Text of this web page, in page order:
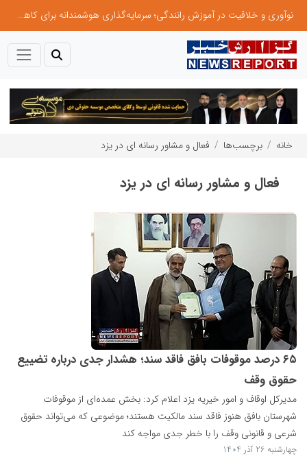
نوآوری و خلاقیت در آموزش رانندگی؛ سرمایه‌گذاری هوشمندانه برای کاهش آسیب‌های اجتماعی و ارتقای ایمنی جامعه
خانه برچسب‌ها فعال و مشاور رسانه ای در یزد
فعال و مشاور رسانه ای در یزد
۶۵ درصد موقوفات بافق فاقد سند؛ هشدار جدی درباره تضییع
حقوق وقف
مدیرکل اوقاف و امور خیریه یزد اعلام کرد: بخش عمده‌ای از موقوفات
شهرستان بافق هنوز فاقد سند مالکیت هستند؛ موضوعی که می‌تواند حقوق
شرعی و قانونی وقف را با خطر جدی مواجه کند
چهارشنبه 26 آذر 1404